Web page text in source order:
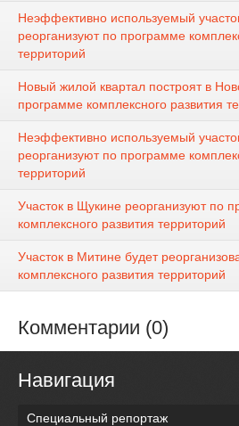
Неэффективно используемый
реорганизуют по программе
территорий
Новый жилой квартал построят в
программе комплексного развития
Неэффективно используемый
реорганизуют по программе
территорий
Участок в Щукине реорганизуют по
комплексного развития территорий
Участок в Митине будет
комплексного развития территорий
Комментарии (0)
Навигация
Специальный репортаж